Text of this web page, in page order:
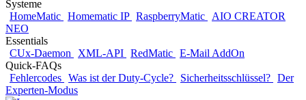
Systeme
HomeMatic Homematic IP RaspberryMatic
AIO CREATOR
NEO
Essentials
CUx-Daemon
XML-API RedMatic E-Mail AddOn
Quick-FAQs
Fehlercodes Was ist der Duty-Cycle? Sicherheitsschlüssel? Der
Experten-Modus